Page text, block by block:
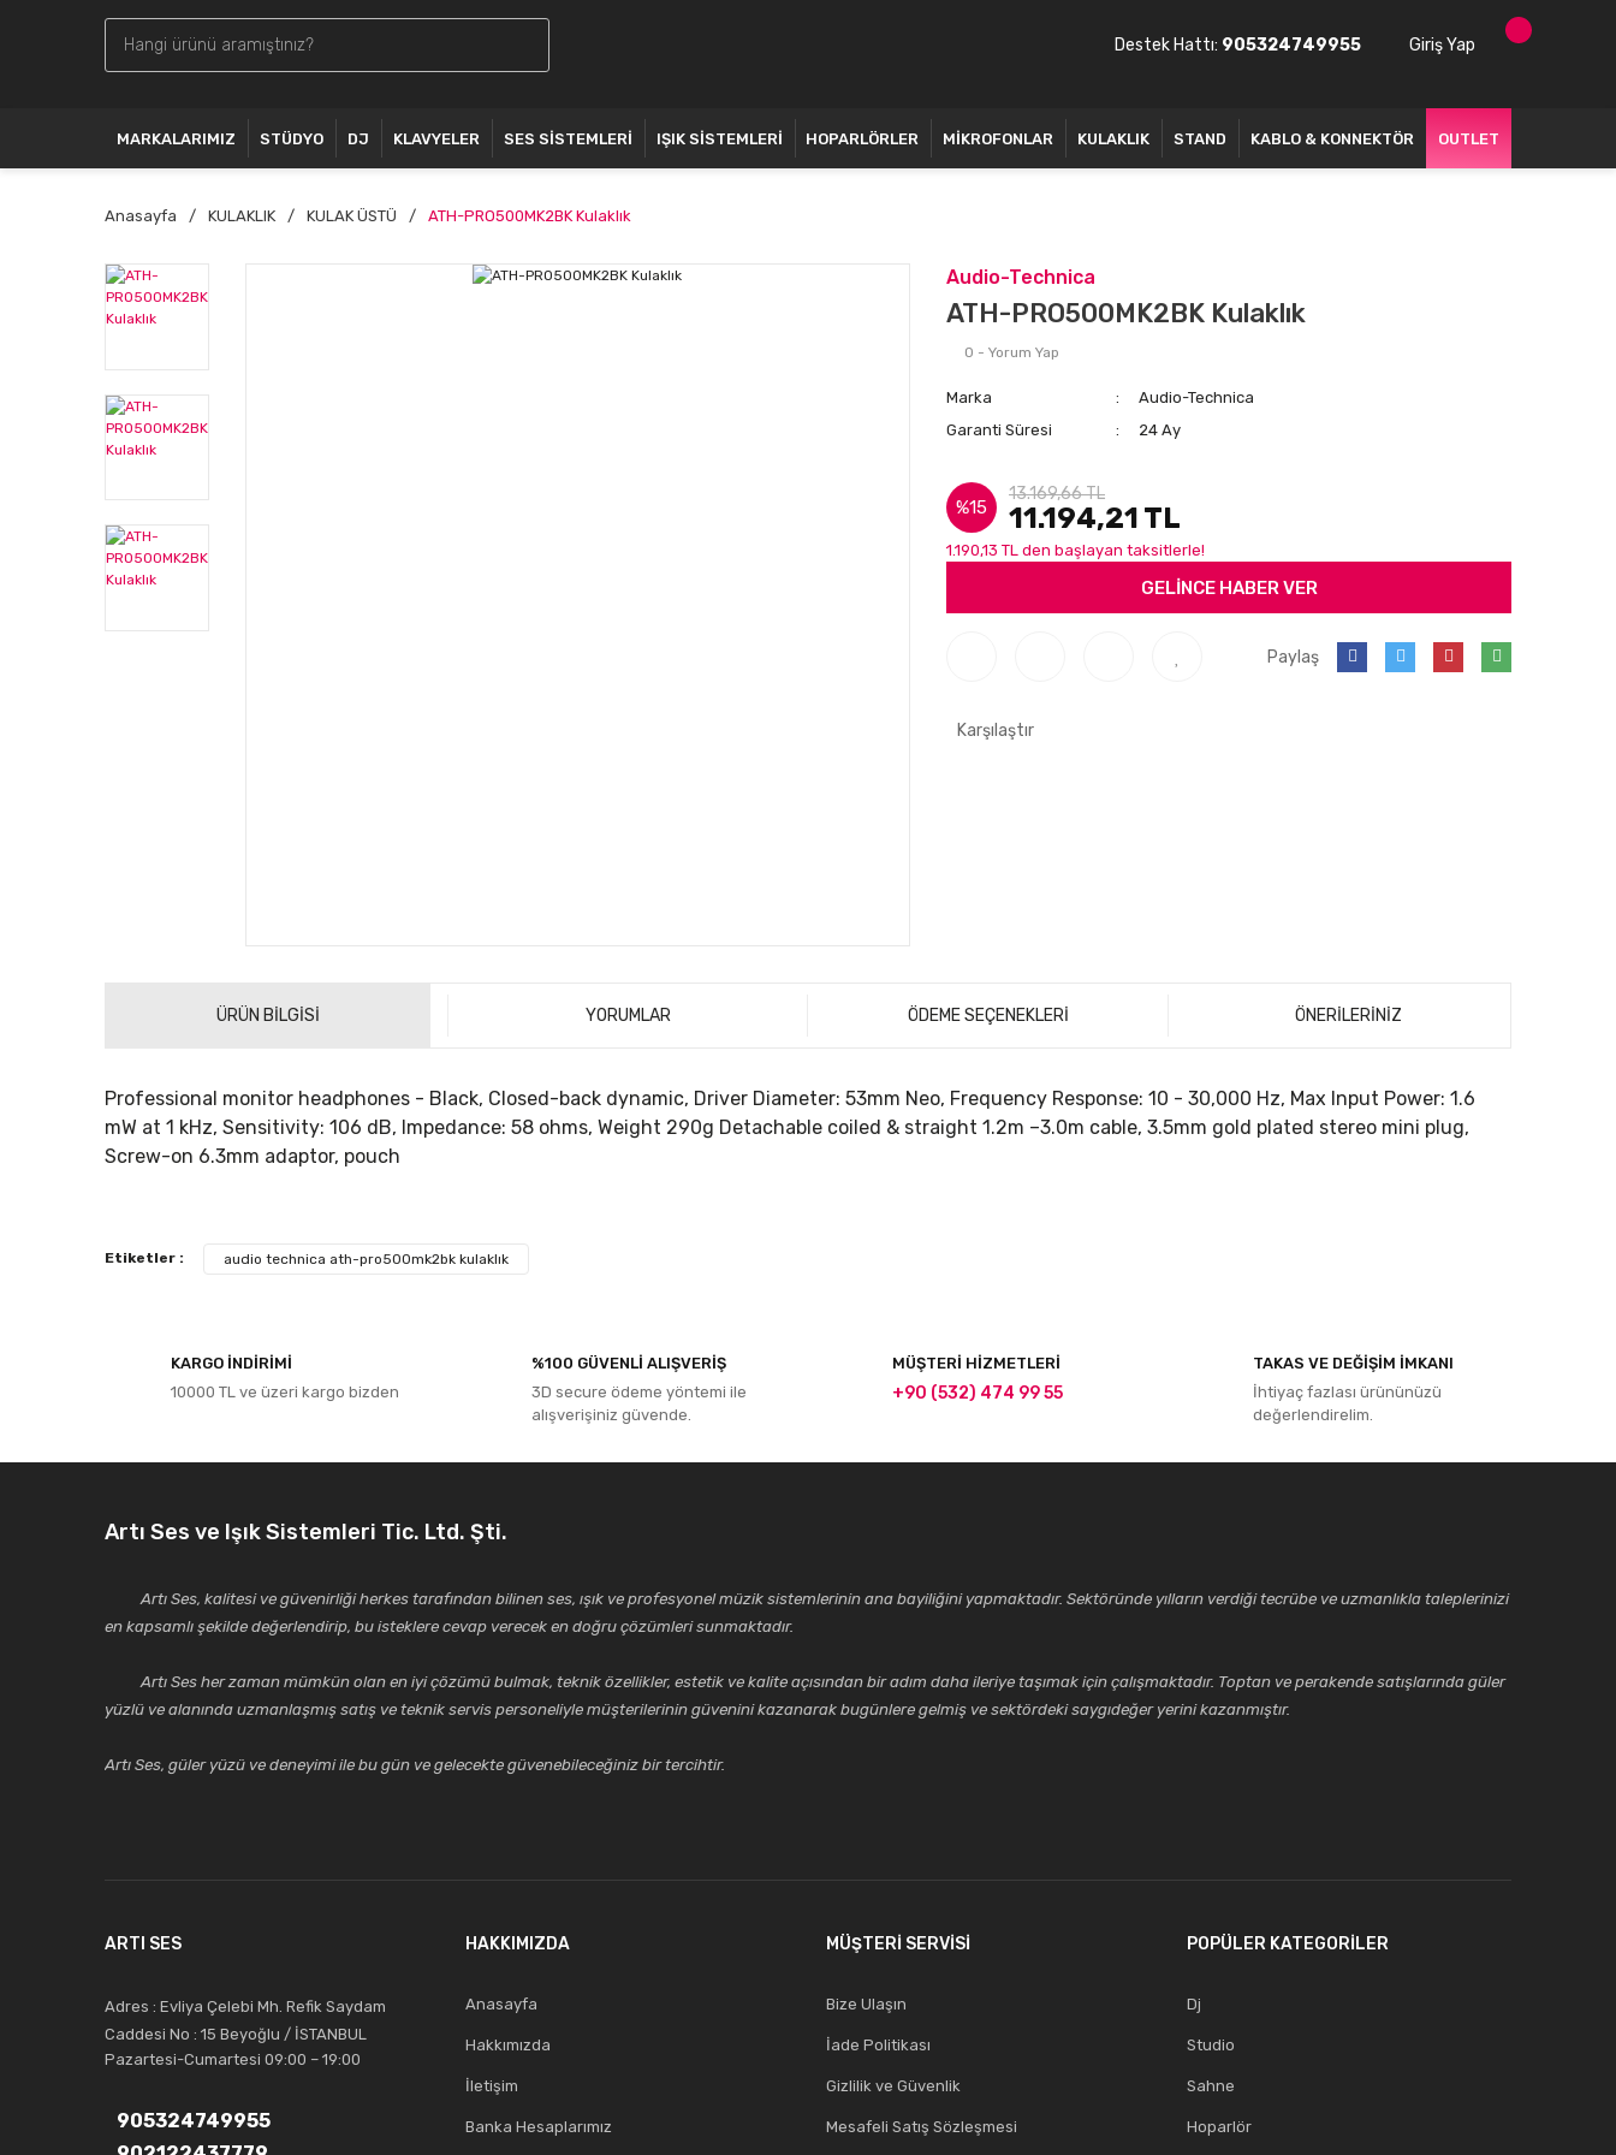
Destek Hattı: 905324749955 Giriş Yap
MARKALARIMIZ STÜDYO DJ KLAVYELER SES SİSTEMLERİ IŞIK SİSTEMLERİ HOPARLÖRLER MİKROFONLAR KULAKLIK STAND KABLO & KONNEKTÖR OUTLET
Anasayfa KULAKLIK KULAK ÜSTÜ ATH-PRO500MK2BK Kulaklık
Audio-Technica
ATH-PRO500MK2BK Kulaklık
0 - Yorum Yap
Marka
Audio-Technica
Garanti Süresi
24 Ay
%15
13.169,66 TL
11.194,21 TL
1.190,13 TL den başlayan taksitlerle!
GELİNCE HABER VER
Paylaş
Karşılaştır
ÜRÜN BİLGİSİ YORUMLAR ÖDEME SEÇENEKLERİ ÖNERİLERİNİZ
Professional monitor headphones - Black, Closed-back dynamic, Driver Diameter: 53mm Neo, Frequency Response: 10 - 30,000 Hz, Max Input Power: 1.6
mW at 1 kHz, Sensitivity: 106 dB, Impedance: 58 ohms, Weight 290g Detachable coiled & straight 1.2m –3.0m cable, 3.5mm gold plated stereo mini plug,
Screw-on 6.3mm adaptor, pouch
Bu ürünün fiyat bilgisi, resim, ürün açıklamalarında ve diğer konularda yetersiz gördüğünüz noktaları öneri formunu kullanarak tarafımıza iletebilirsiniz.
Ürün açıklamasında eksik bilgiler bulunuyor.
Ürün bilgilerinde hatalar bulunuyor.
Gönder
Etiketler : audio technica ath-pro500mk2bk kulaklık
KARGO İNDİRİMİ
10000 TL ve üzeri kargo bizden
%100 GÜVENLİ ALIŞVERİŞ
3D secure ödeme yöntemi ile
alışverişiniz güvende.
MÜŞTERİ HİZMETLERİ
+90 (532) 474 99 55
TAKAS VE DEĞİŞİM İMKANI
İhtiyaç fazlası ürününüzü
değerlendirelim.
Artı Ses ve Işık Sistemleri Tic. Ltd. Şti.
Artı Ses, kalitesi ve güvenirliği herkes tarafından bilinen ses, ışık ve profesyonel müzik sistemlerinin ana bayiliğini yapmaktadır. Sektöründe yılların verdiği tecrübe ve uzmanlıkla taleplerinizi
en kapsamlı şekilde değerlendirip, bu isteklere cevap verecek en doğru çözümleri sunmaktadır.
Artı Ses her zaman mümkün olan en iyi çözümü bulmak, teknik özellikler, estetik ve kalite açısından bir adım daha ileriye taşımak için çalışmaktadır. Toptan ve perakende satışlarında güler
yüzlü ve alanında uzmanlaşmış satış ve teknik servis personeliyle müşterilerinin güvenini kazanarak bugünlere gelmiş ve sektördeki saygıdeğer yerini kazanmıştır.
Artı Ses, güler yüzü ve deneyimi ile bu gün ve gelecekte güvenebileceğiniz bir tercihtir.
ARTI SES
Adres : Evliya Çelebi Mh. Refik Saydam
Caddesi No : 15 Beyoğlu / İSTANBUL
Pazartesi-Cumartesi 09:00 – 19:00
905324749955
HAKKIMIZDA
Anasayfa
Hakkımızda
İletişim
Banka Hesaplarımız
MÜŞTERİ SERVİSİ
Bize Ulaşın
İade Politikası
Gizlilik ve Güvenlik
Mesafeli Satış Sözleşmesi
POPÜLER KATEGORİLER
Dj
Studio
Sahne
Hoparlör